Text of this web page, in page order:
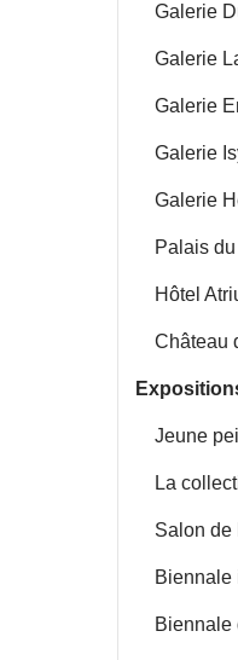
Galerie
Galerie
Galerie
Galerie
Galerie
Palais du
Hôtel
Château
Jeune
La
Salon de
Biennale
Biennale